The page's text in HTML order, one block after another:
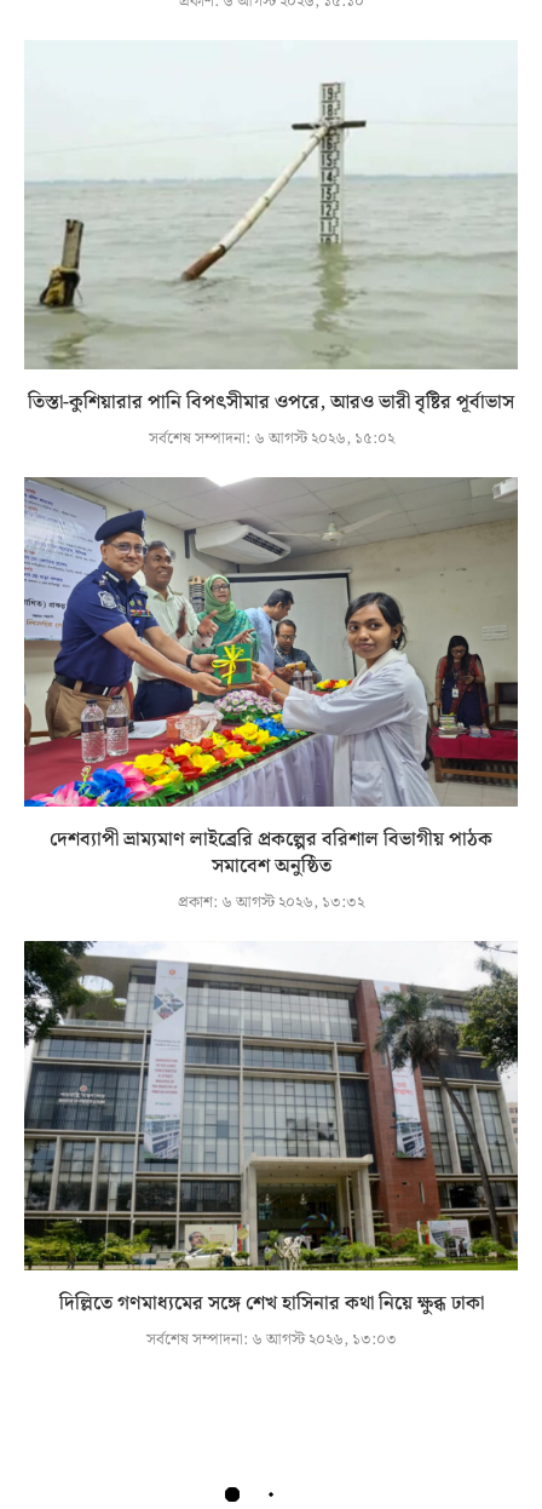
তিস্তা-কুশিয়ারার পানি বিপৎসীমার ওপরে, আরও ভারী বৃষ্টির পূর্বাভাস
সর্বশেষ সম্পাদনা: ৬ আগস্ট ২০২৬, ১৫:০২
দেশব্যাপী ভ্রাম্যমাণ লাইব্রেরি প্রকল্পের বরিশাল বিভাগীয় পাঠক
সমাবেশ অনুষ্ঠিত
প্রকাশ: ৬ আগস্ট ২০২৬, ১৩:৩২
দিল্লিতে গণমাধ্যমের সঙ্গে শেখ হাসিনার কথা নিয়ে ক্ষুব্ধ ঢাকা
সর্বশেষ সম্পাদনা: ৬ আগস্ট ২০২৬, ১৩:০৩